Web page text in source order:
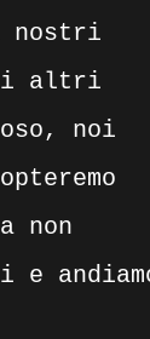
nostri
altri
noi
non